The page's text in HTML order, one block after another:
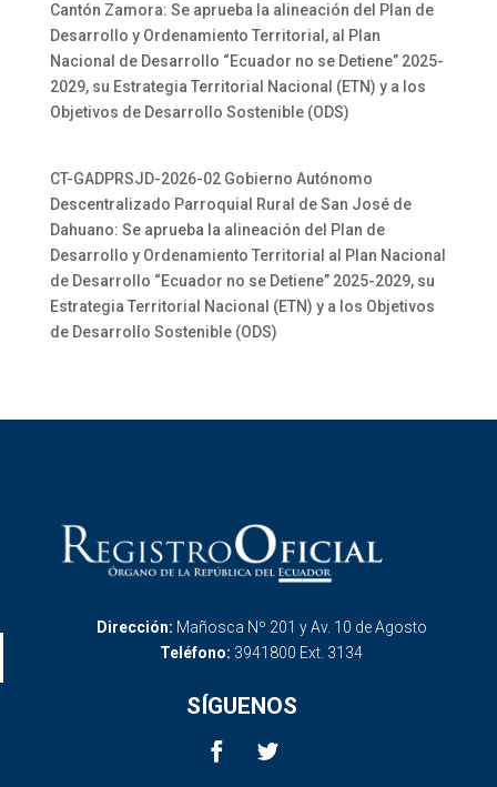
Cantón Zamora: Se aprueba la alineación del Plan de
Desarrollo y Ordenamiento Territorial, al Plan
Nacional de Desarrollo “Ecuador no se Detiene” 2025-
2029, su Estrategia Territorial Nacional (ETN) y a los
Objetivos de Desarrollo Sostenible (ODS)
CT-GADPRSJD-2026-02 Gobierno Autónomo
Descentralizado Parroquial Rural de San José de
Dahuano: Se aprueba la alineación del Plan de
Desarrollo y Ordenamiento Territorial al Plan Nacional
de Desarrollo “Ecuador no se Detiene” 2025-2029, su
Estrategia Territorial Nacional (ETN) y a los Objetivos
de Desarrollo Sostenible (ODS)
Dirección: Mañosca Nº 201 y Av. 10 de Agosto
Teléfono: 3941800 Ext. 3134
SÍGUENOS